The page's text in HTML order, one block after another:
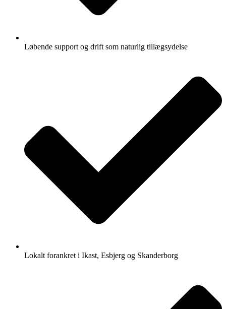
Løbende support og drift som naturlig tillægsydelse
Lokalt forankret i Ikast, Esbjerg og Skanderborg